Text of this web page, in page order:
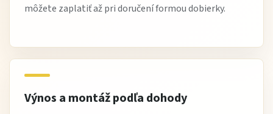
Hodí sa do modernej obývačky?
Je vhodná na každodenné používanie?
Áno, je navrhnutá na bežný aj intenzívny domáci komfort.
Ako pôsobí v priestore?
môžete zaplatiť až pri doručení formou dobierky.
Výnos a montáž podľa dohody